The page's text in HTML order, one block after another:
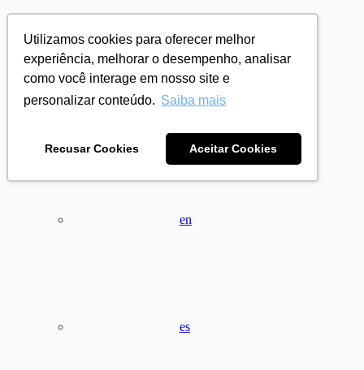
Utilizamos cookies para oferecer melhor
experiência, melhorar o desempenho, analisar
como você interage em nosso site e
personalizar conteúdo. Saiba mais
Recusar Cookies Aceitar Cookies
en
es